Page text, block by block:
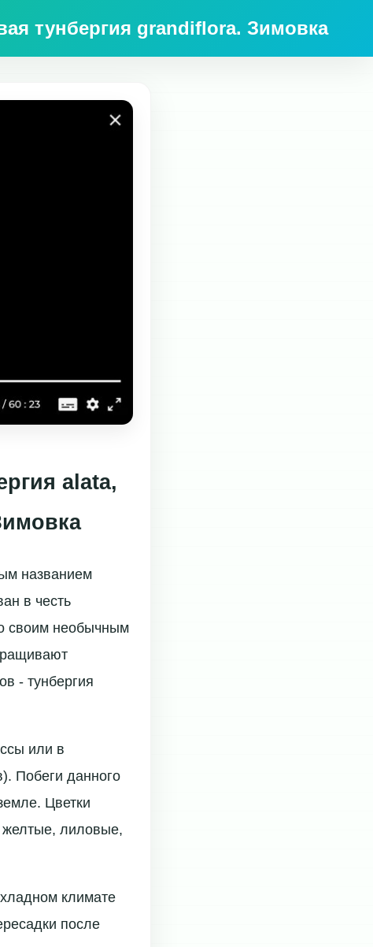
тунбергия grandiflora. Зимовка
alata,
названием
в честь
своим необычным
- тунбергия
или в
Побеги данного
Цветки
желтые, лиловые,
климате
после